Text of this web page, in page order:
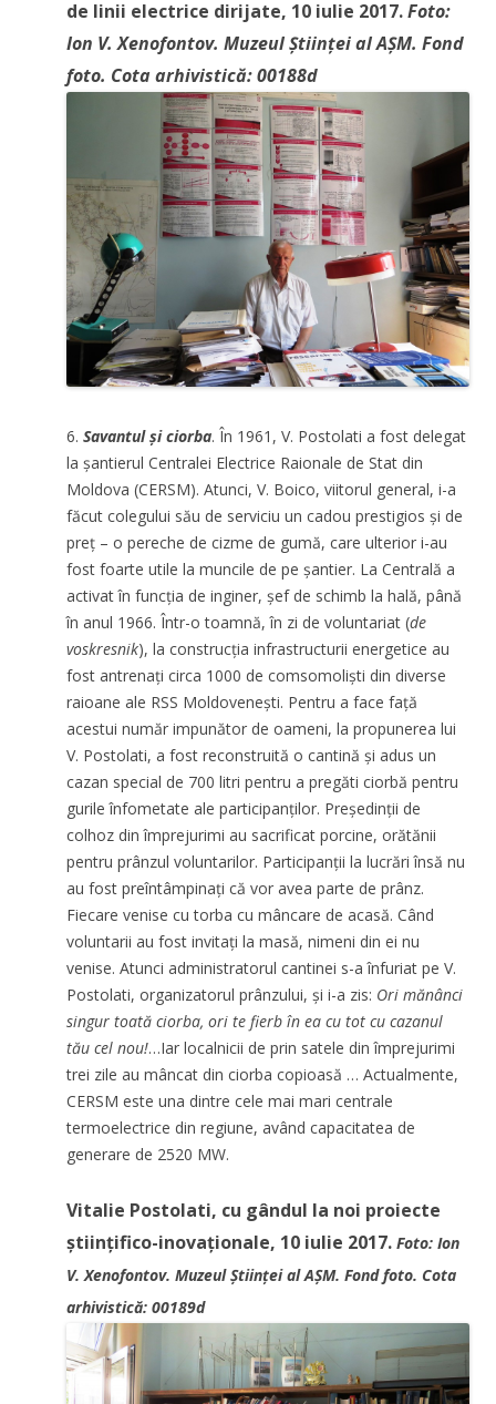
de linii electrice dirijate, 10 iulie 2017.Foto:
Ion V. Xenofontov. Muzeul Științei al AȘM. Fond
foto. Cota arhivistică: 00188d
6. Savantul și ciorba. În 1961, V. Postolati a fost delegat
la șantierul Centralei Electrice Raionale de Stat din
Moldova (CERSM). Atunci, V. Boico, viitorul general, i-a
făcut colegului său de serviciu un cadou prestigios și de
preț – o pereche de cizme de gumă, care ulterior i-au
fost foarte utile la muncile de pe șantier. La Centrală a
activat în funcția de inginer, șef de schimb la hală, până
în anul 1966. Într-o toamnă, în zi de voluntariat (de
voskresnik), la construcția infrastructurii energetice au
fost antrenați circa 1000 de comsomoliști din diverse
raioane ale RSS Moldovenești. Pentru a face față
acestui număr impunător de oameni, la propunerea lui
V. Postolati, a fost reconstruită o cantină și adus un
cazan special de 700 litri pentru a pregăti ciorbă pentru
gurile înfometate ale participanților. Președinții de
colhoz din împrejurimi au sacrificat porcine, orătănii
pentru prânzul voluntarilor. Participanții la lucrări însă nu
au fost preîntâmpinați că vor avea parte de prânz.
Fiecare venise cu torba cu mâncare de acasă. Când
voluntarii au fost invitați la masă, nimeni din ei nu
venise. Atunci administratorul cantinei s-a înfuriat pe V.
Postolati, organizatorul prânzului, și i-a zis: Ori mănânci
singur toată ciorba, ori te fierb în ea cu tot cu cazanul
tău cel nou!…Iar localnicii de prin satele din împrejurimi
trei zile au mâncat din ciorba copioasă … Actualmente,
CERSM este una dintre cele mai mari centrale
termoelectrice din regiune, având capacitatea de
generare de 2520 MW.
Vitalie Postolati, cu gândul la noi proiecte
științifico-inovaționale, 10 iulie 2017. Foto: Ion
V. Xenofontov. Muzeul Științei al AȘM. Fond foto. Cota
arhivistică: 00189d